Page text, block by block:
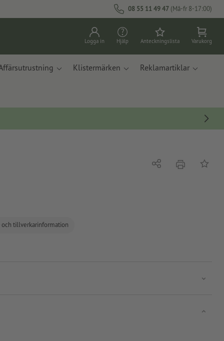
08 55 11 49 47 (Må-fr 8-17:00)
Logga in Hjälp Anteckningslista Varukorg
Klistermärken Reklamartiklar
och tillverkarinformation
Dela erbjudande
På